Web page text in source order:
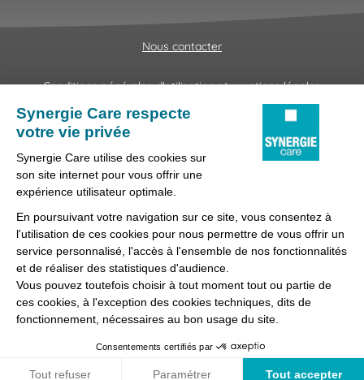
Nous contacter
Conditions générales d'utilisation et mentions légales
Fraudes & Hameçonnages
Lanceur d'alertes
Préférences des cookies
Synergie Care, réseau d'agences d'emploi spécialisées dans
la délégation de personnel médical et paramédical, filiale du
groupe Synergie.